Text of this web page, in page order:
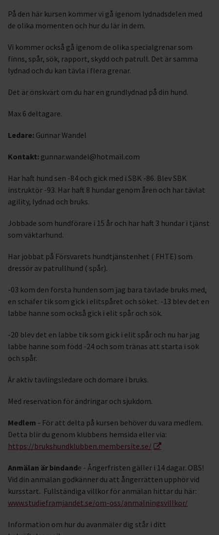
På den här kursen kommer vi gå igenom lydnadsdelen med
de olika momenten och hur du lär in dem.
Vi kommer också gå igenom de olika specialgrenar som
finns, spår, sök, rapport, skydd och patrull. Det är samma
lydnad och du kan tävla i flera grenar.
Det är önskvärt om du har en grundlydnad på din hund.
Max 6 deltagare.
Ledare: Gunnar Wandel
Kontakt: gunnar.wandel@hotmail.com
Har haft hund sen -84 och gick med i SBK -86. Blev SBK
instruktör -93. Har haft 8 hundar genom åren och har tävlat
agility, lydnad och bruks.
Jobbade som hundförare i 15 år och har haft 3 hundar i tjänst
som väktarhund.
Har jobbat på Försvarets hundtjänstenhet ( FHTE) som
dressör av patrullhund ( spår).
-03 kom den första hunden som jag bara tävlade bruks med,
en schäfer tik som gick i elitspåret och söket. -13 blev det en
labbe hanne som också gick i elit spår och sök.
-20 blev det en labbe tik som gick i elit spår och nu har jag
labbe hanne som född -24 och som tränas att starta i sök
och spår.
Är aktiv tävlingsledare och domare i bruks.
Med reservation för ändringar och sjukdom.
Medlem - För att delta på kursen behöver du vara medlem.
Detta blir du genom klubbens hemsida eller via:
https://brukshundklubben.membersite.se/
Anmälan är bindande - Ångerfristen gäller i 14 dagar. OBS!
Vid din anmälan godkänner du att ångerrätten upphör vid
kursstart. Fullständiga villkor för anmälan hittar du här:
www.studieframjandet.se/om-oss/anmalningsvillkor/
Information om hur du avanmäler dig står i ditt